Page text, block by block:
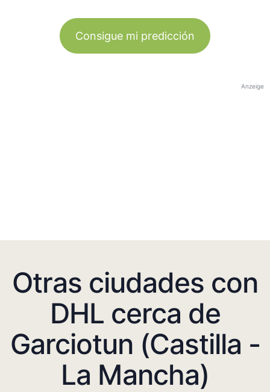
Consigue mi predicción
Anzeige
Otras ciudades con
DHL cerca de
Garciotun (Castilla -
La Mancha)